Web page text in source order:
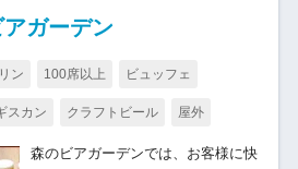
ガーデン
ン 100席以上 ビュッフェ
スカン クラフトビール 屋外
森のビアガーデンでは、お客様に快